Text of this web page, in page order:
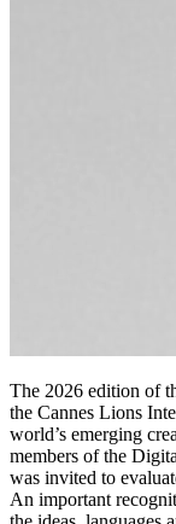
The 2026 edition of
the Cannes Lions
world’s emerging
members of the
was invited to
An important